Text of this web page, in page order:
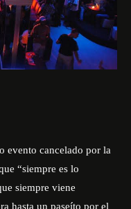
evento cancelado por la
“siempre es lo
siempre viene
hasta un paseíto por el